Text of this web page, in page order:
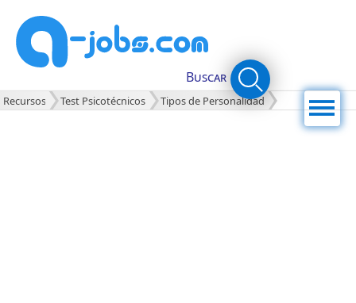
Buscar
Recursos Test Psicotécnicos Tipos de Personalidad Menú